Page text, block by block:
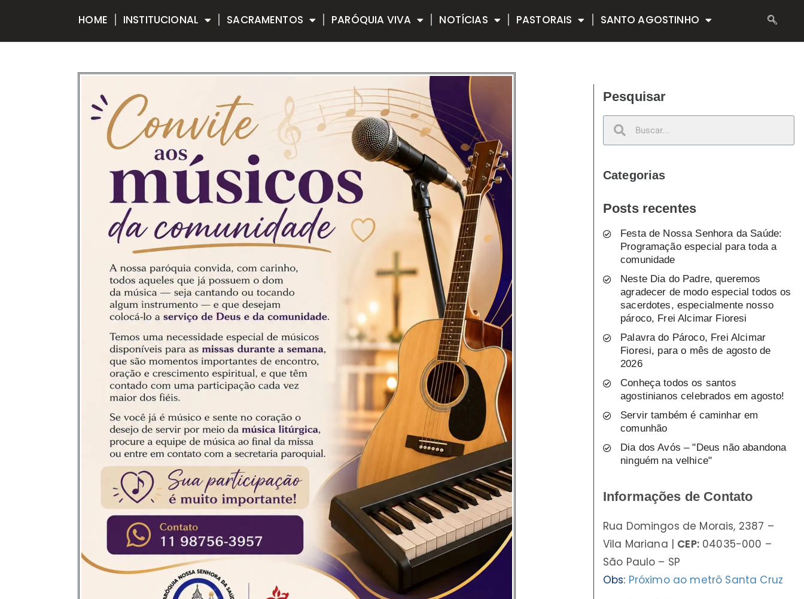
HOME INSTITUCIONAL SACRAMENTOS PARÓQUIA VIVA NOTÍCIAS PASTORAIS SANTO AGOSTINHO
Pesquisar
Categorias
Posts recentes
Festa de Nossa Senhora da Saúde:
Programação especial para toda a
comunidade
Neste Dia do Padre, queremos
agradecer de modo especial todos os
sacerdotes, especialmente nosso
pároco, Frei Alcimar Fioresi
Palavra do Pároco, Frei Alcimar
Fioresi, para o mês de agosto de
2026
Conheça todos os santos
agostinianos celebrados em agosto!
Servir também é caminhar em
comunhão
Dia dos Avós – "Deus não abandona
ninguém na velhice"
Informações de Contato
Rua Domingos de Morais, 2387 –
Vila Mariana | CEP:04035-000 –
São Paulo – SP
Obs: Próximo ao metrô Santa Cruz